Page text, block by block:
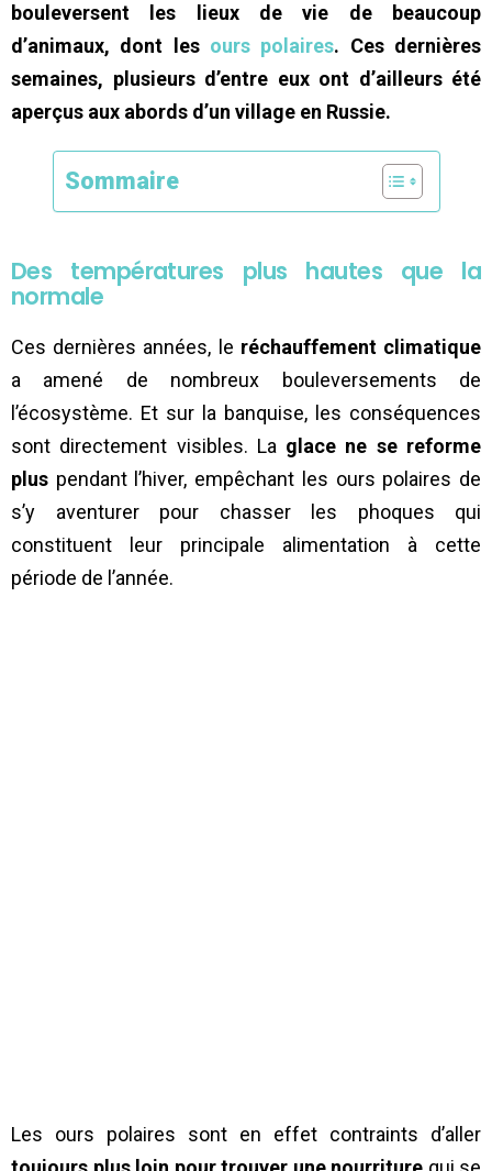
bouleversent les lieux de vie de beaucoup
d’animaux, dont les ours polaires. Ces dernières
semaines, plusieurs d’entre eux ont d’ailleurs été
aperçus aux abords d’un village en Russie.
Sommaire
Des températures plus hautes que la
normale
Ces dernières années, le réchauffement climatique
a amené de nombreux bouleversements de
l’écosystème. Et sur la banquise, les conséquences
sont directement visibles. La glace ne se reforme
plus pendant l’hiver, empêchant les ours polaires de
s’y aventurer pour chasser les phoques qui
constituent leur principale alimentation à cette
période de l’année.
Les ours polaires sont en effet contraints d’aller